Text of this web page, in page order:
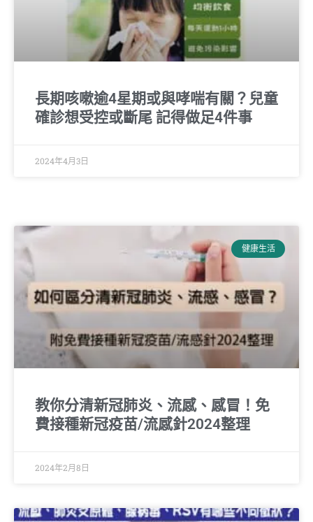
長期咳嗽逾4星期或與哮喘有關？兒童
確診想受控或斷尾 記得做足4件事
2024年4月3日
健康生活
教你分清新冠肺炎、流感、感冒！免
費接種新冠疫苗/流感針2024整理
2024年2月8日